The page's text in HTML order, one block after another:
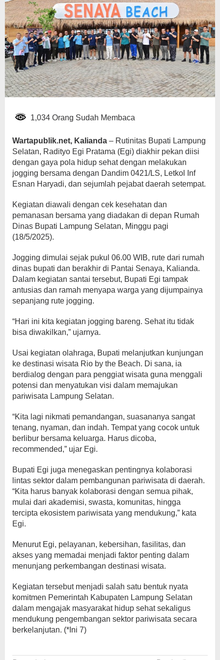
1,034 Orang Sudah Membaca
Wartapublik.net, Kalianda – Rutinitas Bupati Lampung
Selatan, Radityo Egi Pratama (Egi) diakhir pekan diisi
dengan gaya pola hidup sehat dengan melakukan
jogging bersama dengan Dandim 0421/LS, Letkol Inf
Esnan Haryadi, dan sejumlah pejabat daerah setempat.
Kegiatan diawali dengan cek kesehatan dan
pemanasan bersama yang diadakan di depan Rumah
Dinas Bupati Lampung Selatan, Minggu pagi
(18/5/2025).
Jogging dimulai sejak pukul 06.00 WIB, rute dari rumah
dinas bupati dan berakhir di Pantai Senaya, Kalianda.
Dalam kegiatan santai tersebut, Bupati Egi tampak
antusias dan ramah menyapa warga yang dijumpainya
sepanjang rute jogging.
“Hari ini kita kegiatan jogging bareng. Sehat itu tidak
bisa diwakilkan,” ujarnya.
Usai kegiatan olahraga, Bupati melanjutkan kunjungan
ke destinasi wisata Rio by the Beach. Di sana, ia
berdialog dengan para penggiat wisata guna menggali
potensi dan menyatukan visi dalam memajukan
pariwisata Lampung Selatan.
“Kita lagi nikmati pemandangan, suasananya sangat
tenang, nyaman, dan indah. Tempat yang cocok untuk
berlibur bersama keluarga. Harus dicoba,
recommended,” ujar Egi.
Bupati Egi juga menegaskan pentingnya kolaborasi
lintas sektor dalam pembangunan pariwisata di daerah.
“Kita harus banyak kolaborasi dengan semua pihak,
mulai dari akademisi, swasta, komunitas, hingga
tercipta ekosistem pariwisata yang mendukung,” kata
Egi.
Menurut Egi, pelayanan, kebersihan, fasilitas, dan
akses yang memadai menjadi faktor penting dalam
menunjang perkembangan destinasi wisata.
Kegiatan tersebut menjadi salah satu bentuk nyata
komitmen Pemerintah Kabupaten Lampung Selatan
dalam mengajak masyarakat hidup sehat sekaligus
mendukung pengembangan sektor pariwisata secara
berkelanjutan. (*Ini 7)